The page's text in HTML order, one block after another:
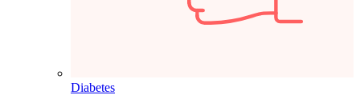
Diabetes